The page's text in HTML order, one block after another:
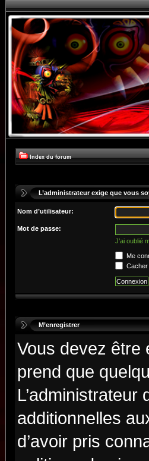
Index du forum
L’administrateur exige que vous
Nom d’utilisateur:
Mot de passe:
J’ai oublié
Me
Cacher
M’enregistrer
Vous devez être
prend que
additionnelles
d’avoir pris